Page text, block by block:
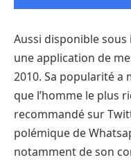
Aussi disponible sous
une application de
2010. Sa popularité a
que l’homme le plus
recommandé sur
polémique de
notamment de son